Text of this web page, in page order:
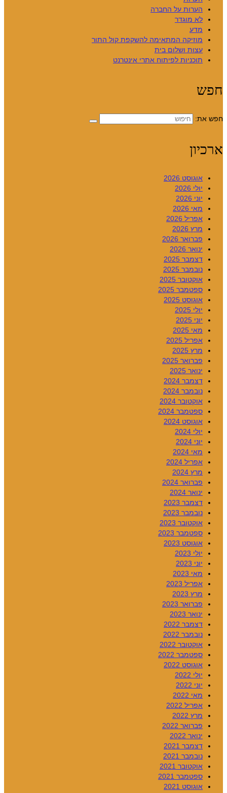
הערות על החברה
לא מוגדר
מדע
מוזיקה המתאימה להשקפת קול התור
עצות ושלום בית
תוכניות לפיתוח אתרי אינטרנט
חפש
חפש את:
ארכיון
אוגוסט 2026
יולי 2026
יוני 2026
מאי 2026
אפריל 2026
מרץ 2026
פברואר 2026
ינואר 2026
דצמבר 2025
נובמבר 2025
אוקטובר 2025
ספטמבר 2025
אוגוסט 2025
יולי 2025
יוני 2025
מאי 2025
אפריל 2025
מרץ 2025
פברואר 2025
ינואר 2025
דצמבר 2024
נובמבר 2024
אוקטובר 2024
ספטמבר 2024
אוגוסט 2024
יולי 2024
יוני 2024
מאי 2024
אפריל 2024
מרץ 2024
פברואר 2024
ינואר 2024
דצמבר 2023
נובמבר 2023
אוקטובר 2023
ספטמבר 2023
אוגוסט 2023
יולי 2023
יוני 2023
מאי 2023
אפריל 2023
מרץ 2023
פברואר 2023
ינואר 2023
דצמבר 2022
נובמבר 2022
אוקטובר 2022
ספטמבר 2022
אוגוסט 2022
יולי 2022
יוני 2022
מאי 2022
אפריל 2022
מרץ 2022
פברואר 2022
ינואר 2022
דצמבר 2021
נובמבר 2021
אוקטובר 2021
ספטמבר 2021
אוגוסט 2021